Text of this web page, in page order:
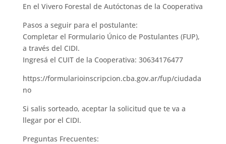
En el Vivero Forestal de Autóctonas de la Cooperativa
Pasos a seguir para el postulante:
Completar el Formulario Único de Postulantes (FUP),
a través del CIDI.
Ingresá el CUIT de la Cooperativa: 30634176477
https://formularioinscripcion.cba.gov.ar/fup/ciudada
no
Si salis sorteado, aceptar la solicitud que te va a
llegar por el CIDI.
Preguntas Frecuentes: